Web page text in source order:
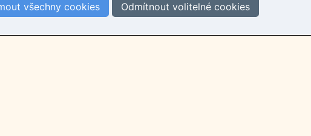
všechny cookies Odmítnout volitelné cookies